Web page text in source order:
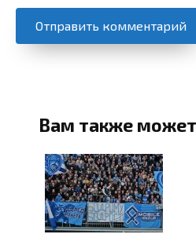
Вам также